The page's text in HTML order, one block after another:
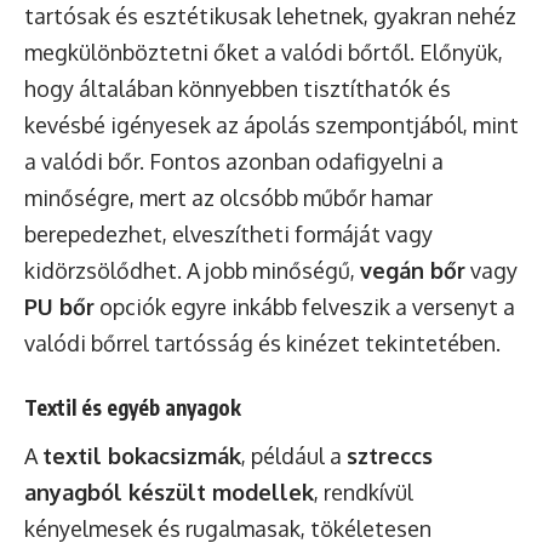
tartósak és esztétikusak lehetnek, gyakran nehéz
megkülönböztetni őket a valódi bőrtől. Előnyük,
hogy általában könnyebben tisztíthatók és
kevésbé igényesek az ápolás szempontjából, mint
a valódi bőr. Fontos azonban odafigyelni a
minőségre, mert az olcsóbb műbőr hamar
berepedezhet, elveszítheti formáját vagy
kidörzsölődhet. A jobb minőségű, vegán bőrvagy
PU bőr opciók egyre inkább felveszik a versenyt a
valódi bőrrel tartósság és kinézet tekintetében.
Textil és egyéb anyagok
A textil bokacsizmák, például a sztreccs
anyagból készült modellek, rendkívül
kényelmesek és rugalmasak, tökéletesen